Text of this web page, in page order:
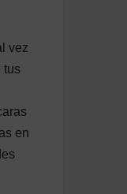
vez
tus
en